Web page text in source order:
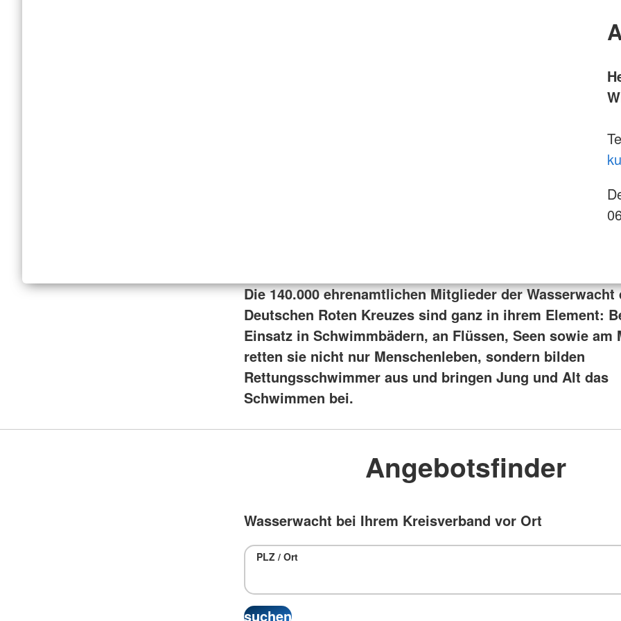
Die 140.000 ehrenamtlichen Mitglieder der Wasserwacht
Deutschen Roten Kreuzes sind ganz in ihrem Element:
Einsatz in Schwimmbädern, an Flüssen, Seen sowie am
retten sie nicht nur Menschenleben, sondern bilden
Rettungsschwimmer aus und bringen Jung und Alt das
Schwimmen bei.
Angebotsfinder
Wasserwacht bei Ihrem Kreisverband vor Ort
PLZ / Ort